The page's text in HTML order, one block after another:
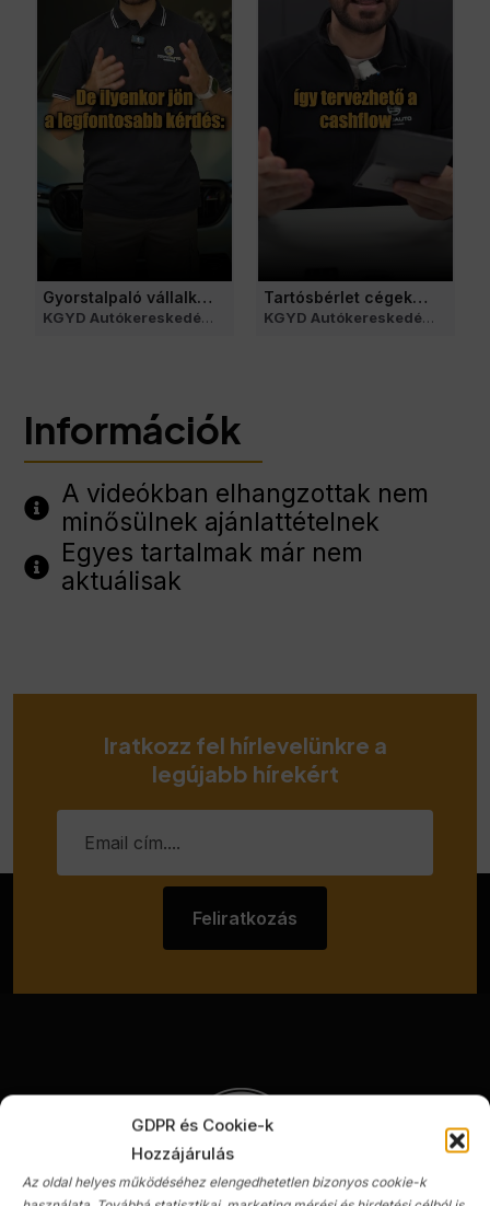
GDPR és Cookie-k
Hozzájárulás
Az oldal helyes működéséhez elengedhetetlen bizonyos cookie-k
• 8 months ago
Gyorstalpaló vállalkozóknak
KGYD Autókereskedés és Autószerviz • 2 weeks ago
Tartósbérlet cégeknek
KGYD Autókereskedés és Autószerviz
Információk
A videókban elhangzottak nem
minősülnek ajánlattételnek
Egyes tartalmak már nem
aktuálisak
Iratkozz fel hírlevelünkre a
legújabb hírekért
Feliratkozás